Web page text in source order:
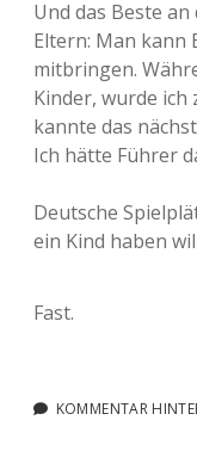
Und das Beste
Eltern: Man kann
mitbringen.
Kinder, wurde ich
kannte das
Ich hätte Führer
Deutsche
ein Kind haben
Fast.
KOMMENTAR